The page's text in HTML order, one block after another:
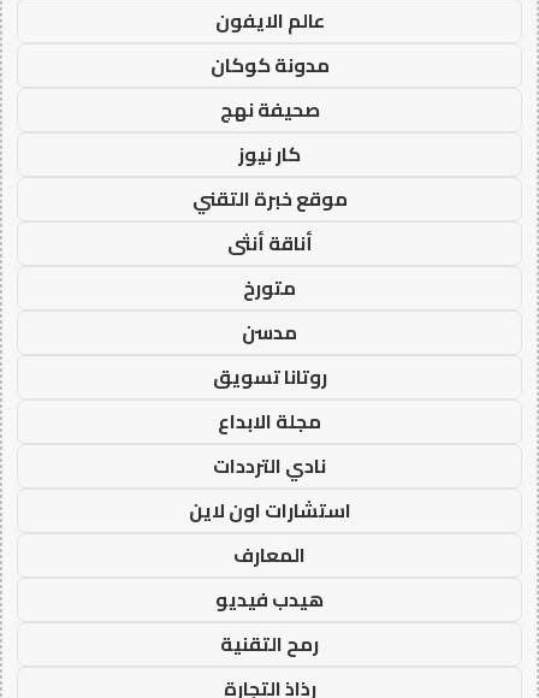
عالم الايفون
مدونة كوكان
صحيفة نهج
كار نيوز
موقع خبرة التقني
أناقة أنثى
متورخ
مدسن
روتانا تسويق
مجلة الابداع
نادي الترددات
استشارات اون لاين
المعارف
هيدب فيديو
رمح التقنية
رذاذ التجارة